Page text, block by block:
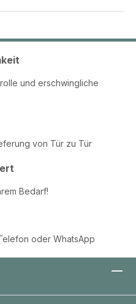
und erschwingliche
von Tür zu Tür
Bedarf!
oder WhatsApp